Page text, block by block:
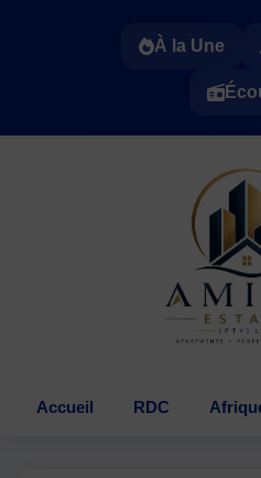
À la Une
Accueil RDC